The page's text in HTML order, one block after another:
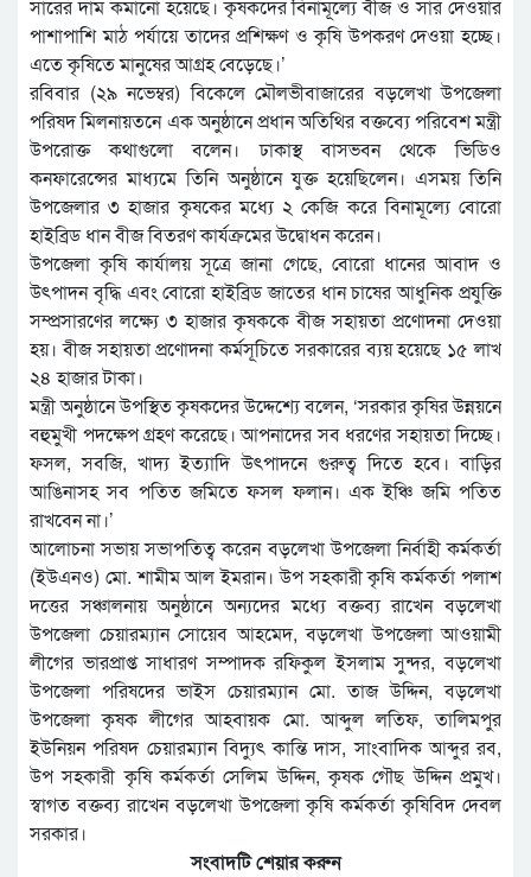
সারের দাম কমানো হয়েছে। কৃষকদের বিনামূল্যে বীজ ও সার দেওয়ার
পাশাপাশি মাঠ পর্যায়ে তাদের প্রশিক্ষণ ও কৃষি উপকরণ দেওয়া হচ্ছে।
এতে কৃষিতে মানুষের আগ্রহ বেড়েছে।’
রবিবার (২৯ নভেম্বর) বিকেলে মৌলভীবাজারের বড়লেখা উপজেলা
পরিষদ মিলনায়তনে এক অনুষ্ঠানে প্রধান অতিথির বক্তব্যে পরিবেশ মন্ত্রী
উপরোক্ত কথাগুলো বলেন। ঢাকাস্থ বাসভবন থেকে ভিডিও
কনফারেন্সের মাধ্যমে তিনি অনুষ্ঠানে যুক্ত হয়েছিলেন। এসময় তিনি
উপজেলার ৩ হাজার কৃষকের মধ্যে ২ কেজি করে বিনামূল্যে বোরো
হাইব্রিড ধান বীজ বিতরণ কার্যক্রমের উদ্বোধন করেন।
উপজেলা কৃষি কার্যালয় সূত্রে জানা গেছে, বোরো ধানের আবাদ ও
উৎপাদন বৃদ্ধি এবং বোরো হাইব্রিড জাতের ধান চাষের আধুনিক প্রযুক্তি
সম্প্রসারণের লক্ষ্যে ৩ হাজার কৃষককে বীজ সহায়তা প্রণোদনা দেওয়া
হয়। বীজ সহায়তা প্রণোদনা কর্মসূচিতে সরকারের ব্যয় হয়েছে ১৫ লাখ
২৪ হাজার টাকা।
মন্ত্রী অনুষ্ঠানে উপস্থিত কৃষকদের উদ্দেশ্যে বলেন, ‘সরকার কৃষির উন্নয়নে
বহুমুখী পদক্ষেপ গ্রহণ করেছে। আপনাদের সব ধরণের সহায়তা দিচ্ছে।
ফসল, সবজি, খাদ্য ইত্যাদি উৎপাদনে গুরুত্ব দিতে হবে। বাড়ির
আঙিনাসহ সব পতিত জমিতে ফসল ফলান। এক ইঞ্চি জমি পতিত
রাখবেন না।’
আলোচনা সভায় সভাপতিত্ব করেন বড়লেখা উপজেলা নির্বাহী কর্মকর্তা
(ইউএনও) মো. শামীম আল ইমরান। উপ সহকারী কৃষি কর্মকর্তা পলাশ
দত্তের সঞ্চালনায় অনুষ্ঠানে অন্যদের মধ্যে বক্তব্য রাখেন বড়লেখা
উপজেলা চেয়ারম্যান সোয়েব আহমেদ, বড়লেখা উপজেলা আওয়ামী
লীগের ভারপ্রাপ্ত সাধারণ সম্পাদক রফিকুল ইসলাম সুন্দর, বড়লেখা
উপজেলা পরিষদের ভাইস চেয়ারম্যান মো. তাজ উদ্দিন, বড়লেখা
উপজেলা কৃষক লীগের আহবায়ক মো. আব্দুল লতিফ, তালিমপুর
ইউনিয়ন পরিষদ চেয়ারম্যান বিদ্যুৎ কান্তি দাস, সাংবাদিক আব্দুর রব,
উপ সহকারী কৃষি কর্মকর্তা সেলিম উদ্দিন, কৃষক গৌছ উদ্দিন প্রমুখ।
স্বাগত বক্তব্য রাখেন বড়লেখা উপজেলা কৃষি কর্মকর্তা কৃষিবিদ দেবল
সরকার।
সংবাদটি শেয়ার করুন